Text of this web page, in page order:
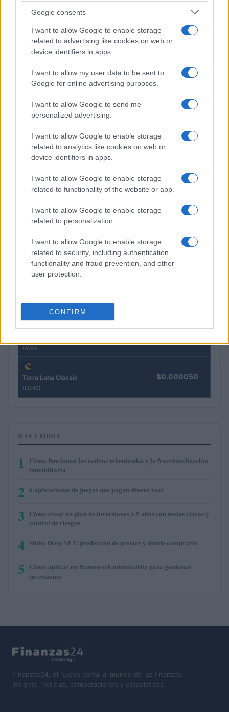
Google consents
I want to allow Google to enable storage
related to advertising like cookies on web or
device identifiers in apps.
I want to allow my user data to be sent to
Google for online advertising purposes.
I want to allow Google to send me
personalized advertising.
I want to allow Google to enable storage
related to analytics like cookies on web or
device identifiers in apps.
I want to allow Google to enable storage
related to functionality of the website or app.
I want to allow Google to enable storage
related to personalization.
I want to allow Google to enable storage
related to security, including authentication
functionality and fraud prevention, and other
user protection.
CONFIRM
COTIZACIONES CRYPTO
(BTC)
Ethereum
(ETH)
$1,912.92
BNB $601.18
$1.03
Solana
(SOL)
$76.27
(AVAX)
Terra Luna Classic
(LUNC)
$0.000050
MÁS LEÍDOS
1
Cómo funcionan los activos tokenizados y la fraccionalización
inmobiliaria
2 6 aplicaciones de juegos que pagan dinero real
3 Cómo crear un plan de inversiones a 5 años con metas claras y
control de riesgos
4 Shiba Drop NFT: predicción de precios y dónde comprarlo
5 Cómo aplicar un framework minimalista para gestionar
inversiones
Finanzas24, el nuevo portal al mundo de las finanzas.
Insights, noticias, comparaciones y estadísticas.